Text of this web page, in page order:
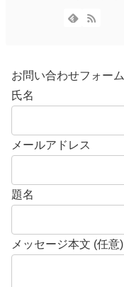
お問い合わせフォーム
氏名
メールアドレス
題名
メッセージ本文 (任意)